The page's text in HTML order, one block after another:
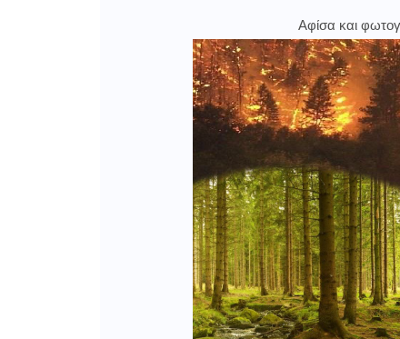
Αφίσα και